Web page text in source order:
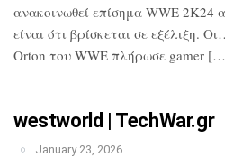
ανακοινωθεί επίσημα WWE 2K24
είναι ότι βρίσκεται σε εξέλιξη.
Orton του WWE πλήρωσε gamer
westworld | TechWar.gr
January 23, 2026